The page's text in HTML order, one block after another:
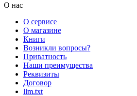
О нас
О сервисе
О магазине
Книги
Возникли вопросы?
Приватность
Наши преимущества
Реквизиты
Договор
llm.txt